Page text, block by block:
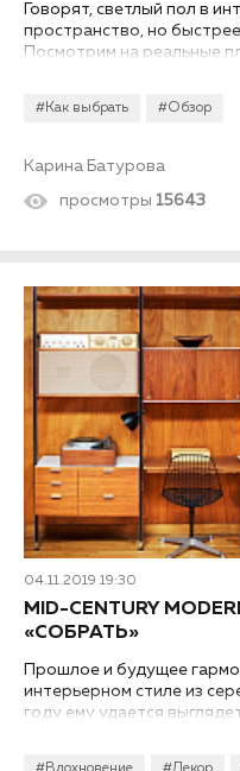
#Как выбрать #Обзор
Говорят, светлый пол в
пространство, но
Посмотрим на реальные
Карина Батурова
просмотры 15643
04.11.2019 19:30
MID-CENTURY
«СОБРАТЬ»
Прошлое и будущее
интерьерном стиле из
году ему удается